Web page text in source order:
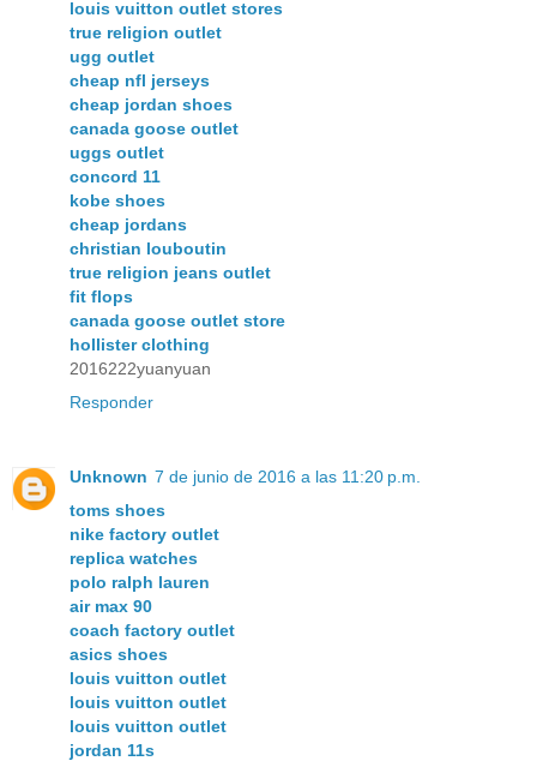
louis vuitton outlet stores
true religion outlet
ugg outlet
cheap nfl jerseys
cheap jordan shoes
canada goose outlet
uggs outlet
concord 11
kobe shoes
cheap jordans
christian louboutin
true religion jeans outlet
fit flops
canada goose outlet store
hollister clothing
2016222yuanyuan
Responder
Unknown 7 de junio de 2016 a las 11:20 p.m.
toms shoes
nike factory outlet
replica watches
polo ralph lauren
air max 90
coach factory outlet
asics shoes
louis vuitton outlet
louis vuitton outlet
louis vuitton outlet
jordan 11s